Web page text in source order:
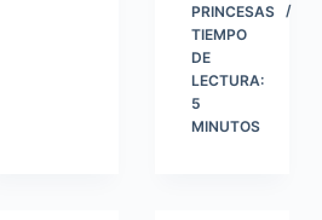
PRINCESAS
TIEMPO
DE
LECTURA:
5
MINUTOS